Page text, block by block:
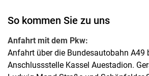
So kommen Sie zu uns
Anfahrt mit dem Pkw:
Anfahrt über die Bundesautobahn A49
Anschlussstelle Kassel Auestadion.